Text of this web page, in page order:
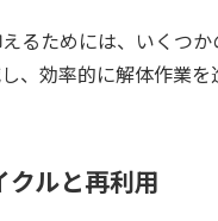
るためには、いくつ
、効率的に解体作業を
ルと再利用